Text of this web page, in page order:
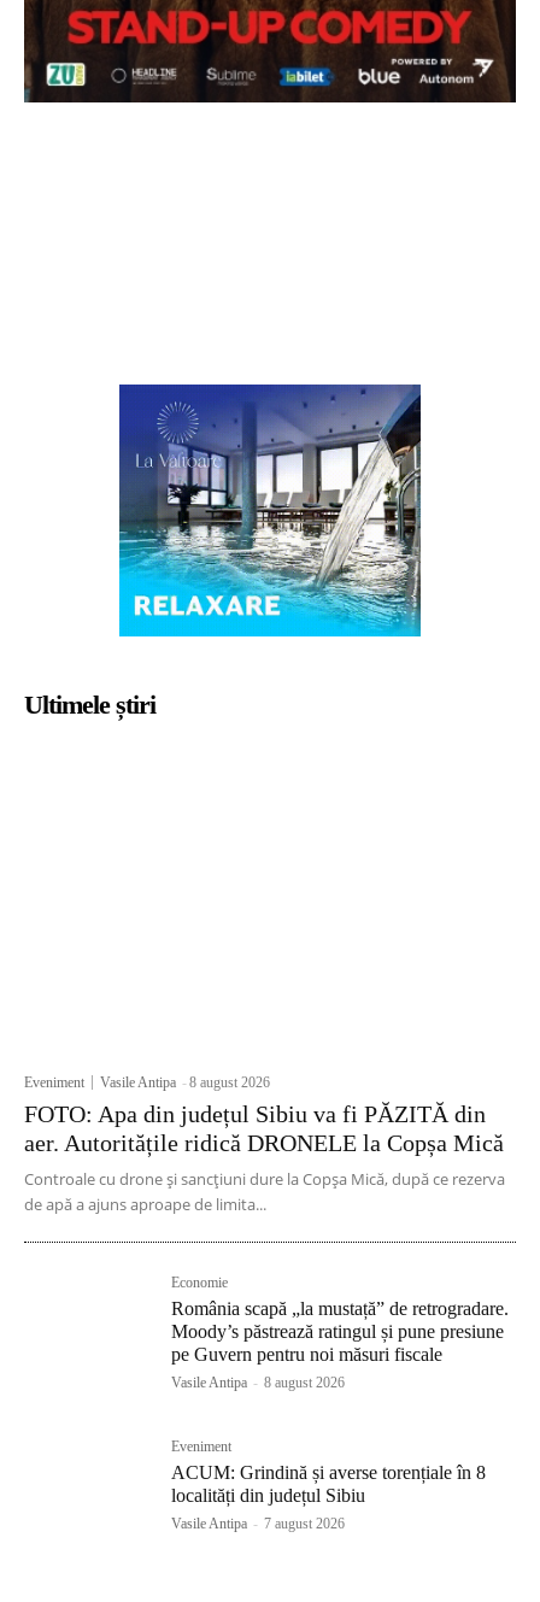
Ultimele știri
Eveniment Vasile Antipa -8 august 2026
FOTO: Apa din județul Sibiu va fi PĂZITĂ din
aer. Autoritățile ridică DRONELE la Copșa Mică
Controale cu drone și sancțiuni dure la Copșa Mică, după ce rezerva
de apă a ajuns aproape de limita...
Economie
România scapă „la mustață” de retrogradare.
Moody’s păstrează ratingul și pune presiune
pe Guvern pentru noi măsuri fiscale
Vasile Antipa - 8 august 2026
Eveniment
ACUM: Grindină și averse torențiale în 8
localități din județul Sibiu
Vasile Antipa - 7 august 2026